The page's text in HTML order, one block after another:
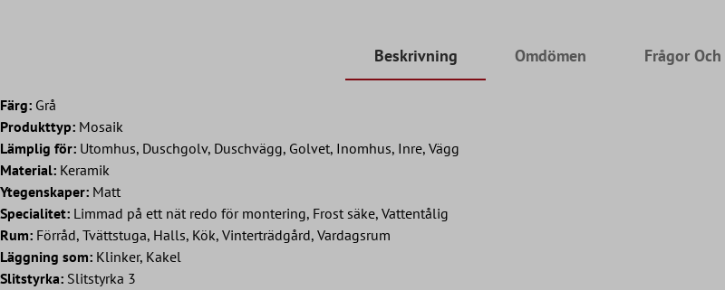
Beskrivning Omdömen Frågor
Färg: Grå
Produkttyp: Mosaik
Lämplig för: Utomhus, Duschgolv, Duschvägg, Golvet, Inomhus, Inre, Vägg
Material: Keramik
Ytegenskaper: Matt
Specialitet: Limmad på ett nät redo för montering, Frost säke, Vattentålig
Rum: Förråd, Tvättstuga, Halls, Kök, Vinterträdgård, Vardagsrum
Läggning som: Klinker, Kakel
Slitstyrka: Slitstyrka 3